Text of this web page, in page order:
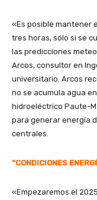
«Es posible mantener
tres horas, sólo si se
las predicciones
Arcos, consultor en
universitario. Arcos
no se acumula agua
hidroeléctrico Paute-
para generar energía
centrales.
“CONDICIONES
«Empezaremos el